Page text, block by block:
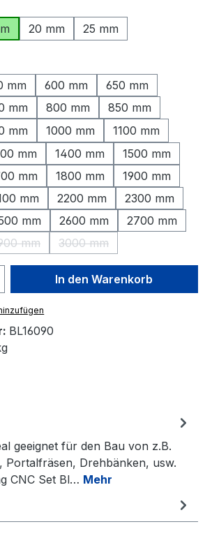
20 mm 25 mm
mm 600 mm
650 mm
mm 800 mm
850 mm
mm 1000 mm
1100 mm
mm 1400 mm
1500 mm
mm 1800 mm
1900 mm
mm 2200 mm
2300 mm
mm 2600 mm
2700 mm
ist zurzeit nicht verfügbar.)
mm
(Diese Option ist zurzeit nicht verfügbar.)
3000 mm
(Diese Option ist zurzeit
Gib den
In den Warenkorb
BL16090
geeignet für den Bau von z.B.
Portalfräsen, Drehbänken, usw.
CNC Set Bl… Mehr